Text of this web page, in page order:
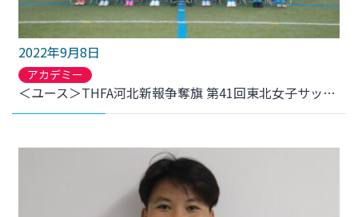
2022年9月8日
アカデミー
＜ユース＞THFA河北新報争奪旗 第41回東北女子サッカー選手権大会 兼 皇后杯JFA第44回全日本女子サッカー選手権大会 について